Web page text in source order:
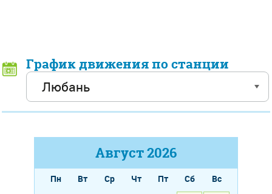
График движения по станции
Август2026
Пн Вт Ср Чт Пт Сб
Вс